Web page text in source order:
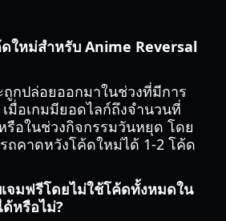
ใหม่สำหรับ Anime Reversal
กปล่อยออกมาในช่วงที่มีการ
มื่อเกมมียอดไลก์ถึงจำนวนที่
รือในช่วงกิจกรรมวันหยุด โดย
ถคาดหวังโค้ดใหม่ได้ 1-2 โค้ด
จมฟรีโดยไม่ใช้โค้ดทั้งหมดใน
หรือไม่?